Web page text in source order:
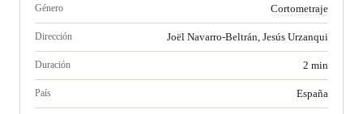
Género Cortometraje
Dirección Joël Navarro-Beltrán, Jesús Urzanqui
Duración 2 min
País España